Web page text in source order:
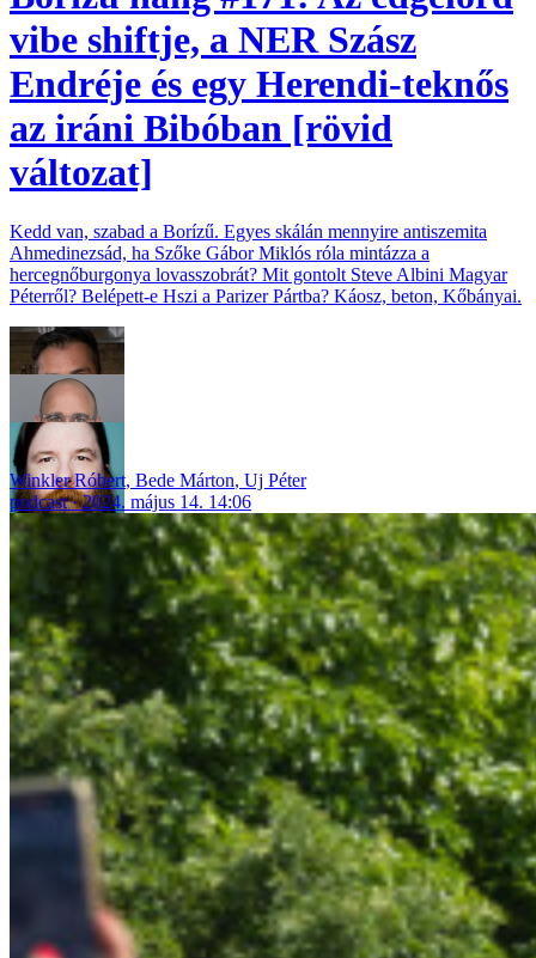
vibe shiftje, a NER Szász
Endréje és egy Herendi-teknős
az iráni Bibóban [rövid
változat]
Kedd van, szabad a Borízű. Egyes skálán mennyire antiszemita
Ahmedinezsád, ha Szőke Gábor Miklós róla mintázza a
hercegnőburgonya lovasszobrát? Mit gontolt Steve Albini Magyar
Péterről? Belépett-e Hszi a Parizer Pártba? Káosz, beton, Kőbányai.
Winkler Róbert, Bede Márton, Uj Péter
podcast
2024. május 14. 14:06